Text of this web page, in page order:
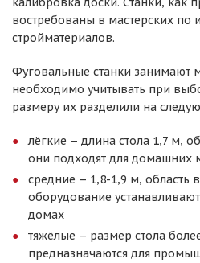
востребованы в мастерских по
стройматериалов.
Фуговальные станки занимают
необходимо учитывать при
размеру их разделили на
лёгкие – длина стола 1,7 м,
они подходят для домашних
средние – 1,8-1,9 м, область
оборудование
домах
тяжёлые – размер стола
предназначаются для